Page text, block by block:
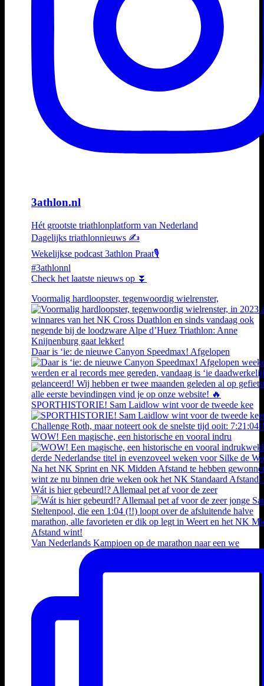
3athlon.nl
Hét grootste triathlonplatform van Nederland
Dagelijks triathlonnieuws ✍️
Wekelijkse podcast 3athlon Praat🎙️
#3athlonnl
Check het laatste nieuws op ⏬
Voormalig hardloopster, tegenwoordig wielrenster,
Daar is ‘ie: de nieuwe Canyon Speedmax! Afgelopen
SPORTHISTORIE! Sam Laidlow wint voor de tweede kee
WOW! Een magische, een historische en vooral indru
Wát is hier gebeurd!? Allemaal pet af voor de zeer
Van Nederlands Kampioen op de marathon naar een we